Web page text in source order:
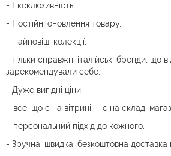
- Ексклюзивність,
- Постійні оновлення товару,
– найновіші колекції,
- тільки справжні італійські бренди, що
зарекомендували себе,
- Дуже вигідні ціни,
– все, що є на вітрині, – є на складі
– персональний підхід до кожного,
- Зручна, швидка, безкоштовна доставка